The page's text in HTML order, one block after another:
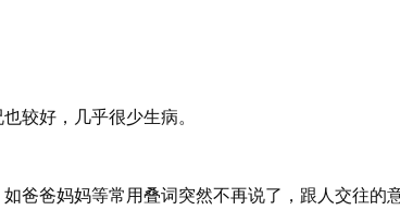
较好，几乎很少生病。
爸爸妈妈等常用叠词突然不再说了，跟人交往的